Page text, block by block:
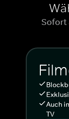
Sofort
Auch
TV